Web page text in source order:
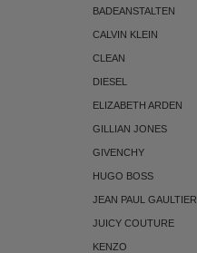
BADEANSTALTEN
CALVIN KLEIN
CLEAN
DIESEL
ELIZABETH ARDEN
GILLIAN JONES
GIVENCHY
HUGO BOSS
JEAN PAUL GAULTIER
JUICY COUTURE
KENZO